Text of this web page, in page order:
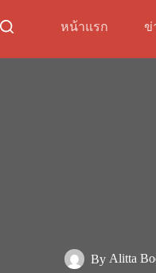
หน้าแรก ข่
By Alitta